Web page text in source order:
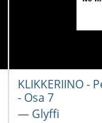
KLIKKERIINO -
- Osa 7
― Glyffi